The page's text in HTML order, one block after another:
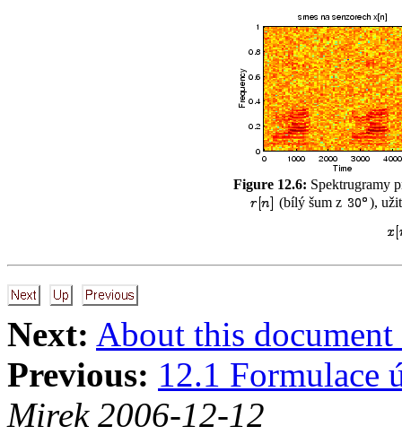
Figure 12.6: Spektrugramy
(bílý šum z
),
Next: About this document
Previous: 12.1 Formulace
Mirek 2006-12-12